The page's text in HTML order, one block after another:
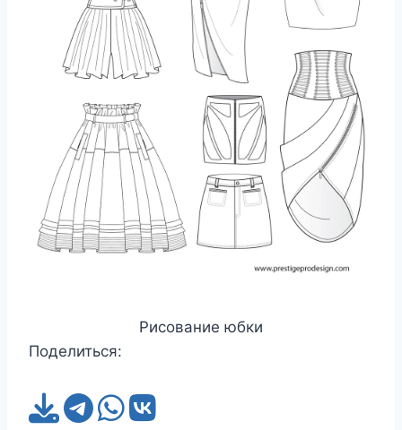
Рисование юбки
Поделиться: